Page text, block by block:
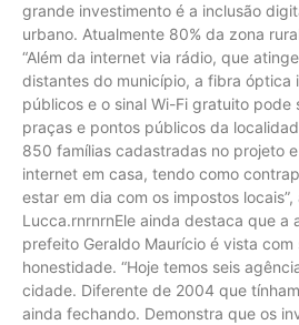
grande investimento é a inclusão
urbano. Atualmente 80% da zona
“Além da internet via rádio, que
distantes do município, a fibra óptica
públicos e o sinal Wi-Fi gratuito pode
praças e pontos públicos da
850 famílias cadastradas no projeto
internet em casa, tendo como
estar em dia com os impostos
Lucca.rnrnrnEle ainda destaca que a
prefeito Geraldo Maurício é vista com
honestidade. “Hoje temos seis
cidade. Diferente de 2004 que
ainda fechando. Demonstra que os